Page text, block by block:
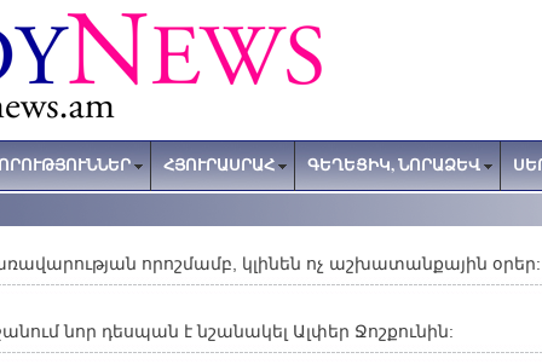
ՀՅՈՒՐԱՍՐԱՀ ԳԵՂԵՑԻԿ, ՆՈՐԱՁԵՎ
որոշմամբ, կլինեն ոչ աշխատանքային օրեր:
նոր դեսպան է նշանակել Ալփեր Ջոշքունին: